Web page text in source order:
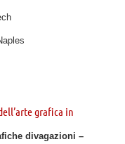
grafica in
divagazioni –